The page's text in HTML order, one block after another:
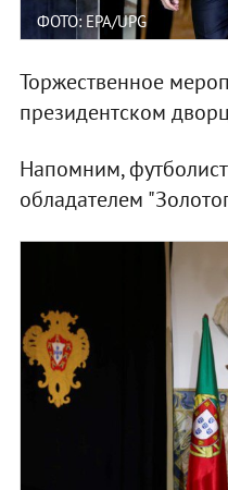
ФОТО: EPA/UPG
Торжественное
президентском
Напомним,
обладателем